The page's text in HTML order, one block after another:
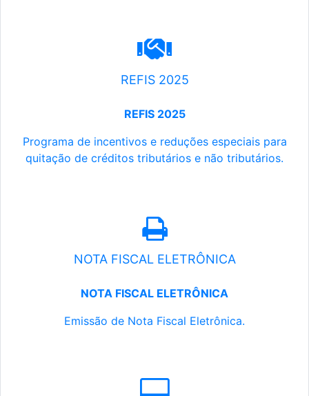
REFIS 2025
REFIS 2025
Programa de incentivos e reduções especiais para
quitação de créditos tributários e não tributários.
NOTA FISCAL ELETRÔNICA
NOTA FISCAL ELETRÔNICA
Emissão de Nota Fiscal Eletrônica.